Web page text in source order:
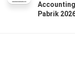
Pabrik